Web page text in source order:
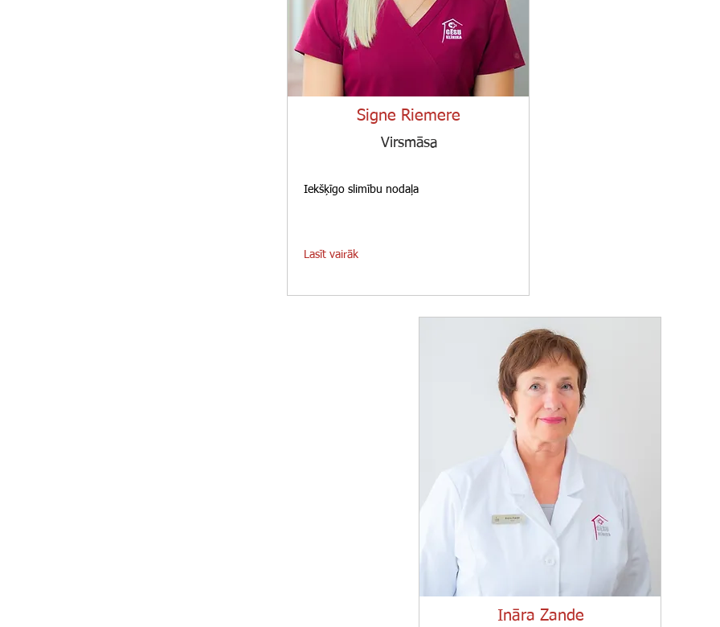
Signe Riemere
Virsmāsa
Iekšķīgo slimību nodaļa
Lasīt vairāk
Ināra Zande